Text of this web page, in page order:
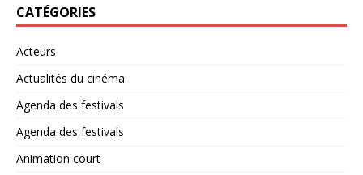
CATÉGORIES
Acteurs
Actualités du cinéma
Agenda des festivals
Agenda des festivals
Animation court